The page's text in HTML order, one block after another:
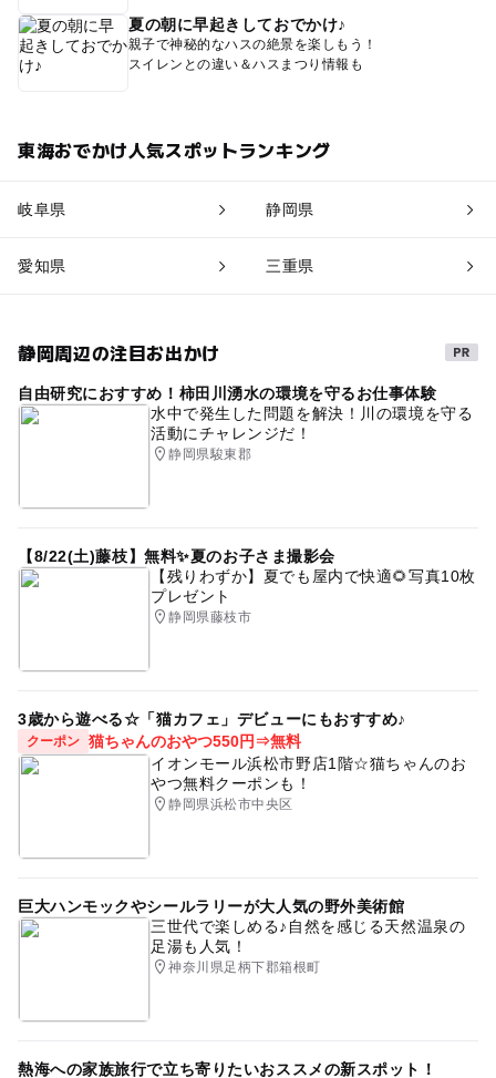
夏の朝に早起きしておでかけ♪
親子で神秘的なハスの絶景を楽しもう！
スイレンとの違い＆ハスまつり情報も
東海おでかけ人気スポットランキング
岐阜県 静岡県
愛知県 三重県
静岡周辺の注目お出かけ
自由研究におすすめ！柿田川湧水の環境を守るお仕事体験
水中で発生した問題を解決！川の環境を守る
活動にチャレンジだ！
静岡県駿東郡
【8/22(土)藤枝】無料✨夏のお子さま撮影会
【残りわずか】夏でも屋内で快適🌻写真10枚
プレゼント
静岡県藤枝市
3歳から遊べる☆「猫カフェ」デビューにもおすすめ♪
クーポン 猫ちゃんのおやつ550円⇒無料
イオンモール浜松市野店1階☆猫ちゃんのお
やつ無料クーポンも！
静岡県浜松市中央区
巨大ハンモックやシールラリーが大人気の野外美術館
三世代で楽しめる♪自然を感じる天然温泉の
足湯も人気！
神奈川県足柄下郡箱根町
熱海への家族旅行で立ち寄りたいおススメの新スポット！